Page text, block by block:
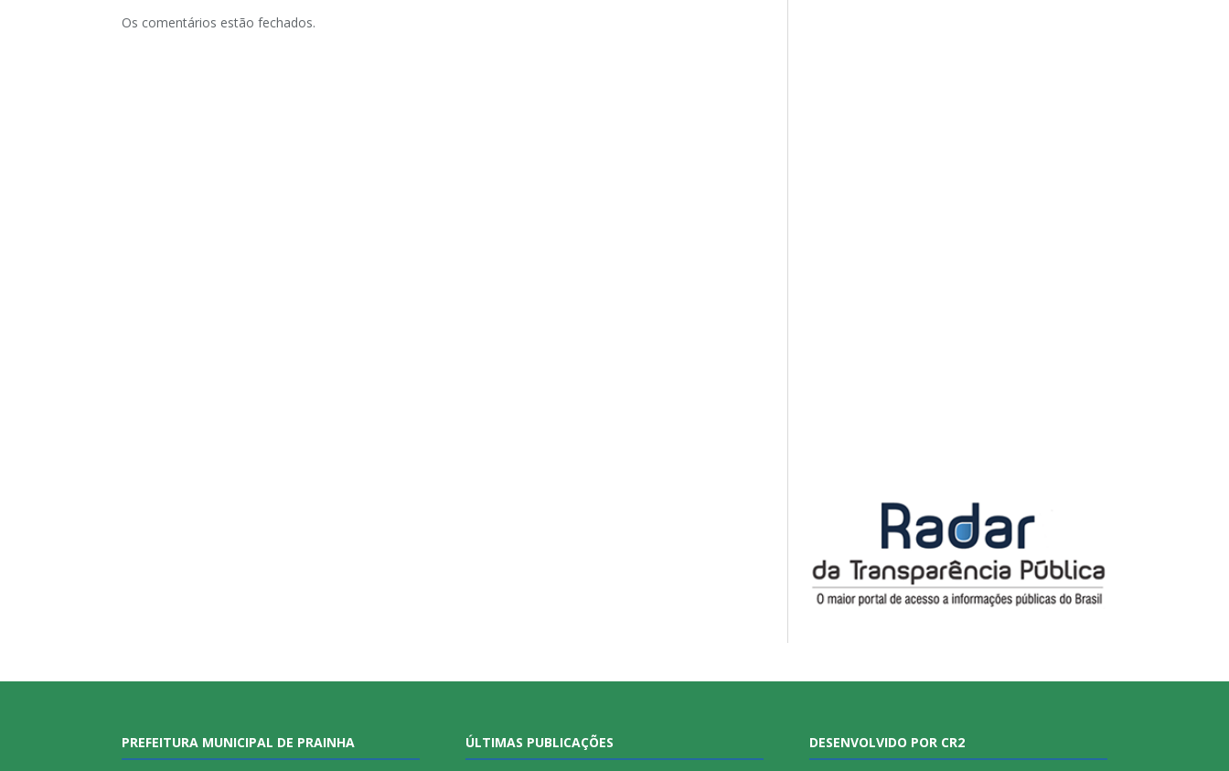
Os comentários estão fechados.
PREFEITURA MUNICIPAL DE PRAINHA ÚLTIMAS PUBLICAÇÕES DESENVOLVIDO POR CR2